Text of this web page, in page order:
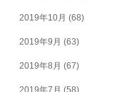
2019年10月 (68)
2019年9月 (63)
2019年8月 (67)
2019年7月 (58)